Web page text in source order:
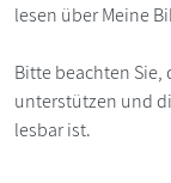
lesen über Meine
Bitte beachten Sie,
unterstützen und
lesbar ist.